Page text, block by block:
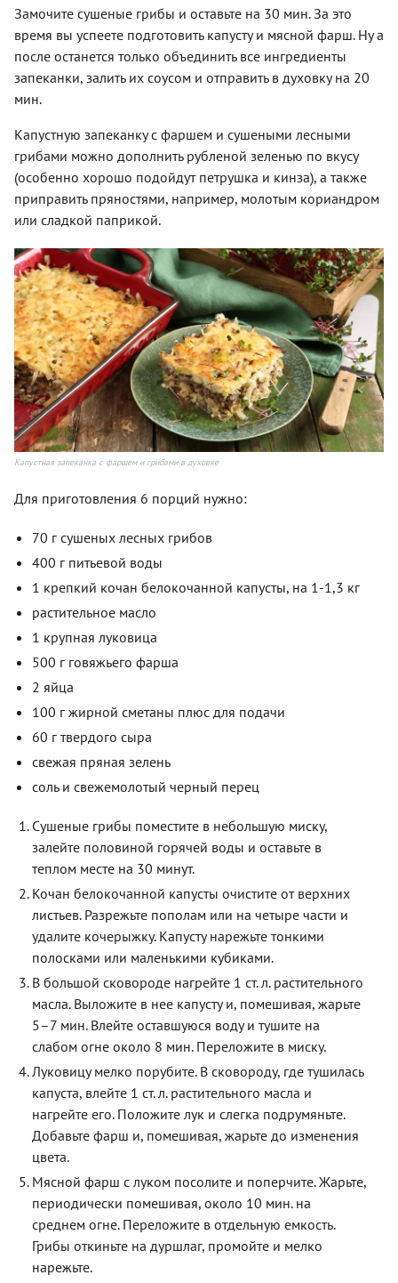
Замочите сушеные грибы и оставьте на 30 мин. За это
время вы успеете подготовить капусту и мясной фарш. Ну а
после останется только объединить все ингредиенты
запеканки, залить их соусом и отправить в духовку на 20
мин.
Капустную запеканку с фаршем и сушеными лесными
грибами можно дополнить рубленой зеленью по вкусу
(особенно хорошо подойдут петрушка и кинза), а также
приправить пряностями, например, молотым кориандром
или сладкой паприкой.
Капустная запеканка с фаршем и грибами в духовке
Для приготовления 6 порций нужно:
70 г сушеных лесных грибов
400 г питьевой воды
1 крепкий кочан белокочанной капусты, на 1-1,3 кг
растительное масло
1 крупная луковица
500 г говяжьего фарша
2 яйца
100 г жирной сметаны плюс для подачи
60 г твердого сыра
свежая пряная зелень
соль и свежемолотый черный перец
Сушеные грибы поместите в небольшую миску,
залейте половиной горячей воды и оставьте в
теплом месте на 30 минут.
Кочан белокочанной капусты очистите от верхних
листьев. Разрежьте пополам или на четыре части и
удалите кочерыжку. Капусту нарежьте тонкими
полосками или маленькими кубиками.
В большой сковороде нагрейте 1 ст. л. растительного
масла. Выложите в нее капусту и, помешивая, жарьте
5–7 мин. Влейте оставшуюся воду и тушите на
слабом огне около 8 мин. Переложите в миску.
Луковицу мелко порубите. В сковороду, где тушилась
капуста, влейте 1 ст. л. растительного масла и
нагрейте его. Положите лук и слегка подрумяньте.
Добавьте фарш и, помешивая, жарьте до изменения
цвета.
Мясной фарш с луком посолите и поперчите. Жарьте,
периодически помешивая, около 10 мин. на
среднем огне. Переложите в отдельную емкость.
Грибы откиньте на дуршлаг, промойте и мелко
нарежьте.